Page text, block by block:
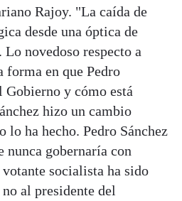
Rajoy. "La caída de
desde una óptica de
Lo novedoso respecto a
forma en que Pedro
Gobierno y cómo está
hizo un cambio
lo ha hecho. Pedro Sánchez
nunca gobernaría con
socialista ha sido
al presidente del